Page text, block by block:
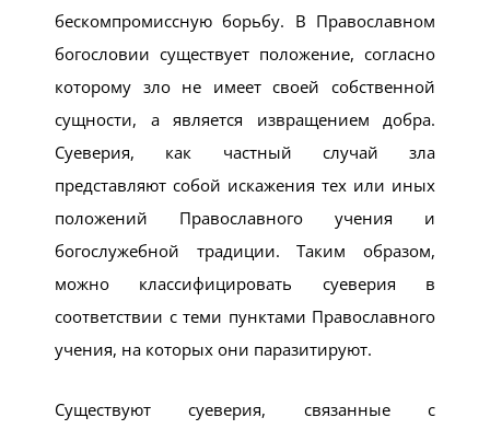
бескомпромиссную борьбу. В Православном
богословии существует положение, согласно
которому зло не имеет своей собственной
сущности, а является извращением добра.
Суеверия, как частный случай зла
представляют собой искажения тех или иных
положений Православного учения и
богослужебной традиции. Таким образом,
можно классифицировать суеверия в
соответствии с теми пунктами Православного
учения, на которых они паразитируют.
Существуют суеверия, связанные с